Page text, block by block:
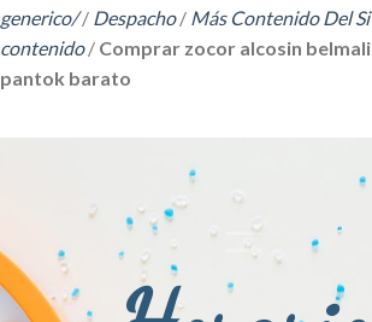
generico// Despacho/ Más Contenido Del
contenido/ Comprar zocor alcosin
pantok barato